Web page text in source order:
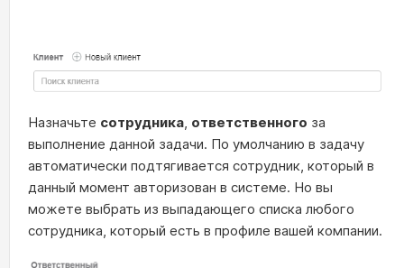
Назначьте сотрудника, ответственного за
выполнение данной задачи. По умолчанию в задачу
автоматически подтягивается сотрудник, который в
данный момент авторизован в системе. Но вы
можете выбрать из выпадающего списка любого
сотрудника, который есть в профиле вашей компании.